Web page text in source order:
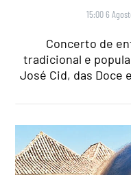
15:00 6
Concerto de
tradicional e
José Cid, das Doce